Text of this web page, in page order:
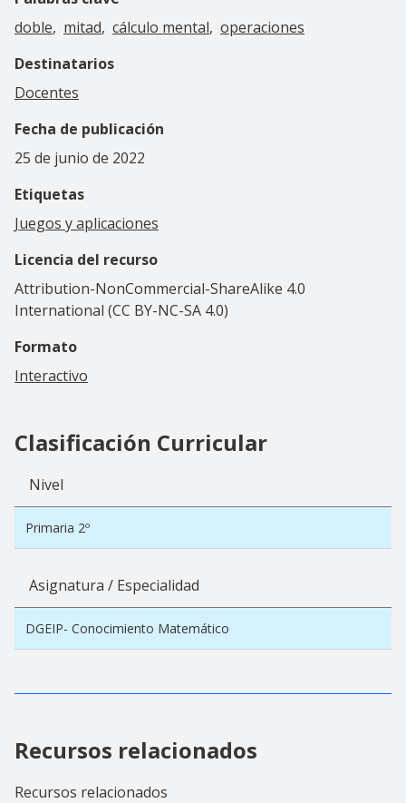
doble
mitad cálculo mental operaciones
Destinatarios
Docentes
Fecha de publicación
25 de junio de 2022
Etiquetas
Juegos y aplicaciones
Licencia del recurso
Attribution-NonCommercial-ShareAlike 4.0
International (CC BY-NC-SA 4.0)
Formato
Interactivo
Clasificación Curricular
Nivel
Primaria 2º
Asignatura / Especialidad
DGEIP- Conocimiento Matemático
Recursos relacionados
Recursos relacionados